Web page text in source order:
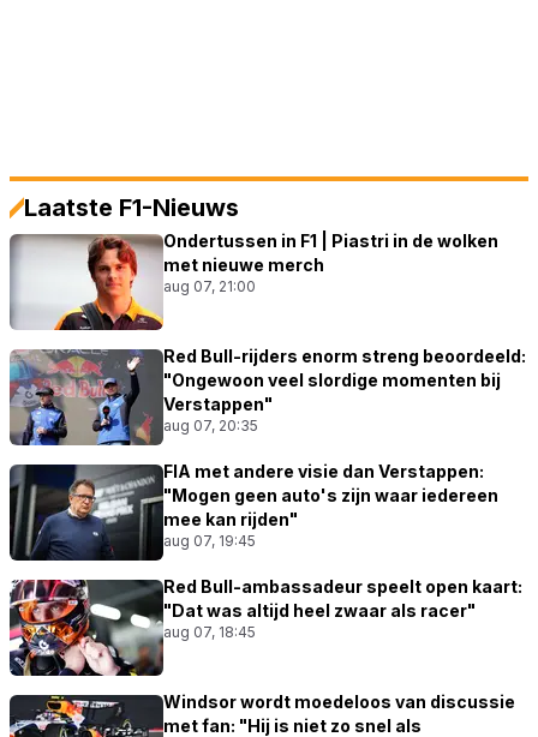
Laatste F1-Nieuws
Ondertussen in F1 | Piastri in de wolken
met nieuwe merch
aug 07, 21:00
Red Bull-rijders enorm streng beoordeeld:
"Ongewoon veel slordige momenten bij
Verstappen"
aug 07, 20:35
FIA met andere visie dan Verstappen:
"Mogen geen auto's zijn waar iedereen
mee kan rijden"
aug 07, 19:45
Red Bull-ambassadeur speelt open kaart:
"Dat was altijd heel zwaar als racer"
aug 07, 18:45
Windsor wordt moedeloos van discussie
met fan: "Hij is niet zo snel als